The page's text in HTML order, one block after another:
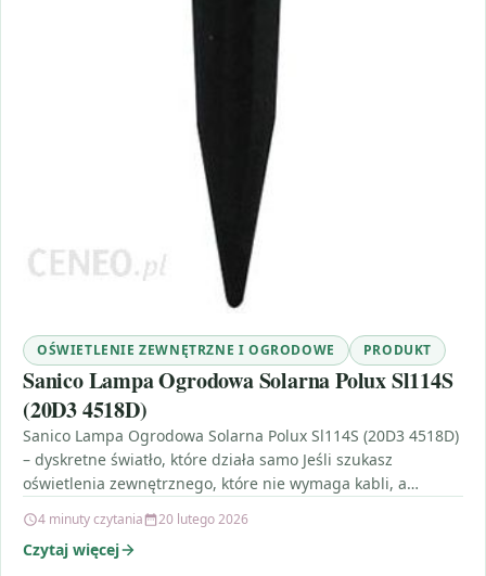
OŚWIETLENIE ZEWNĘTRZNE I OGRODOWE PRODUKT
Sanico Lampa Ogrodowa Solarna Polux Sl114S
(20D3 4518D)
Sanico Lampa Ogrodowa Solarna Polux Sl114S (20D3 4518D)
– dyskretne światło, które działa samo Jeśli szukasz
oświetlenia zewnętrznego, które nie wymaga kabli, a
4 minuty czytania 20 lutego 2026
Czytaj więcej